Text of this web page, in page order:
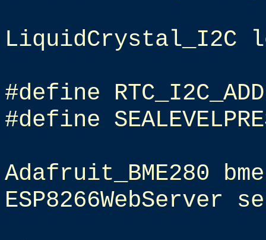
LiquidCrystal_I2C
#define
#define
Adafruit_BME280
ESP8266WebServer